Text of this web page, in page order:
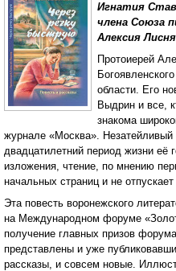
Игнатия
члена Союза
Алексия
Протоиерей
области. Его
Выдрин и все,
знакома
журнале «Москва».
двадцатилетний период жизни её
изложения, чтение, по мнению
начальных страниц и не
Эта повесть воронежского
на Международном форуме
получение главных призов
представлены и уже
рассказы, и совсем новые.